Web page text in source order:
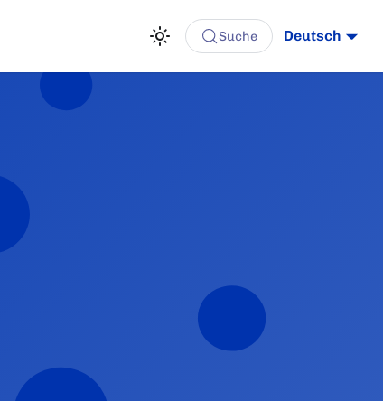
Deutsch
Suche